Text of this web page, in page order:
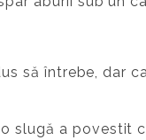
să întrebe, dar
slugă a povestit